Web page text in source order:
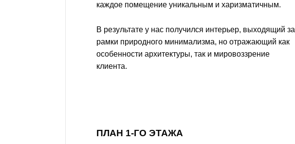
каждое помещение уникальным и харизматичным.
В результате у нас получился интерьер, выходящий за
рамки природного минимализма, но отражающий как
особенности архитектуры, так и мировоззрение
клиента.
ПЛАН 1-ГО ЭТАЖА